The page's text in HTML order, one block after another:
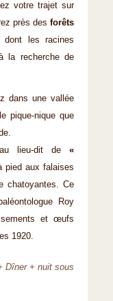
votre trajet sur
près des forêts
dont les racines
la recherche de
dans une vallée
pique-nique que
au lieu-dit de «
pied aux falaises
chatoyantes. Ce
Roy
et œufs
1920.
Dîner + nuit sous